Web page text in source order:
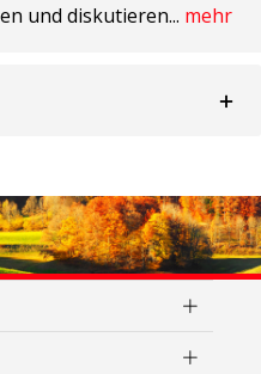
und diskutieren... mehr